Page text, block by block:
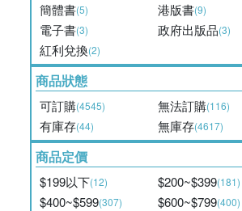
簡體書(5) 港版書(9)
電子書(3) 政府出版品(3)
紅利兌換(2)
商品狀態
可訂購(4545) 無法訂購(116)
有庫存(44) 無庫存(4617)
商品定價
$199以下(12) $200~$399(181)
$400~$599(307) $600~$799(400)